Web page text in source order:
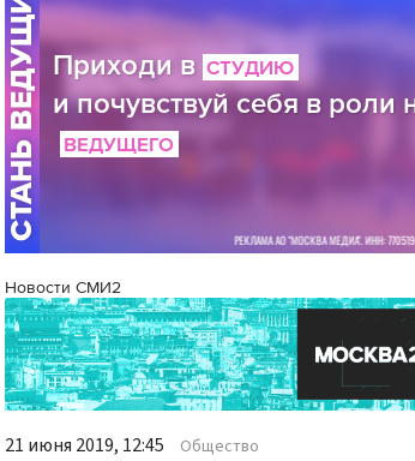
Новости СМИ2
21 июня 2019, 12:45 Общество